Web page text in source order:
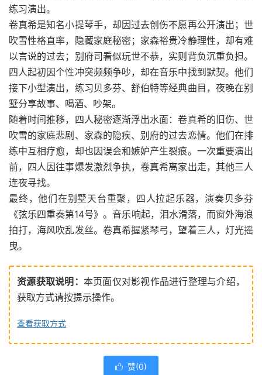
练习演出。
卷真希是知名小提琴手，却因过去创伤不愿再公开演出；世
吹雪性格直率，隐藏家庭秘密；家森裕贵冷静理性，却有难
以言说的过去；别府司看似玩世不恭，实则背负沉重负担。
四人起初因个性冲突频频争吵，却在音乐中找到默契。他们
接下小型演出，练习贝多芬、舒伯特等经典曲目，夜晚在别
墅分享故事、喝酒、吵架。
随着时间推移，四人秘密逐渐浮出水面：卷真希的旧伤、世
吹雪的家庭悲剧、家森的隐疾、别府的过去恋情。他们在排
练中互相疗愈，却也因误会和嫉妒产生裂痕。一次重要演出
前，四人因往事爆发激烈争执，卷真希离家出走，其他三人
连夜寻找。
最终，他们在别墅天台重聚，四人拉起乐器，演奏贝多芬
《弦乐四重奏第14号》。音乐响起，泪水滑落，而窗外海浪
拍打，海风吹乱发丝。卷真希握紧琴弓，望着三人，灯光摇
曳。
资源获取说明： 本页面仅对影视作品进行整理与介绍，
获取方式请按提示操作。
查看获取方式
 赞(0)